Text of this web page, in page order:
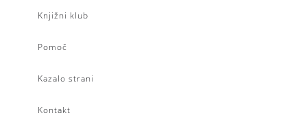
Knjižni klub
Pomoč
Kazalo strani
Kontakt